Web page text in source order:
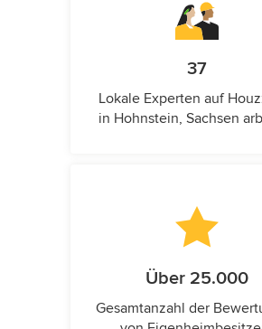
37
Lokale Experten auf
in Hohnstein, Sachsen
Über 25.000
Gesamtanzahl der